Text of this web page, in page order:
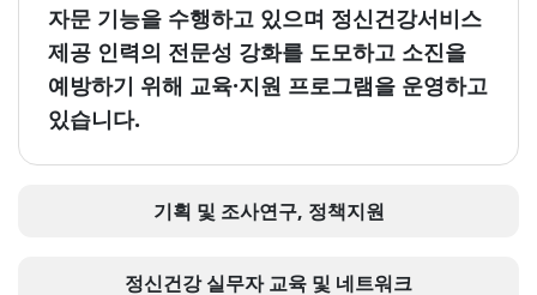
자문 기능을 수행하고 있으며 정신건강서비스
제공 인력의 전문성 강화를 도모하고 소진을
예방하기 위해 교육·지원 프로그램을 운영하고
있습니다.
기획 및 조사연구, 정책지원
정신건강 실무자 교육 및 네트워크